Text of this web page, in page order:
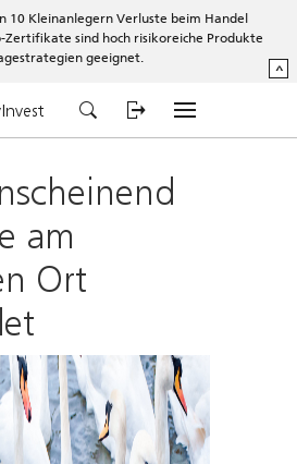
10 Kleinanlegern Verluste beim Handel
sind hoch risikoreiche Produkte
geeignet.
^
am
Ort